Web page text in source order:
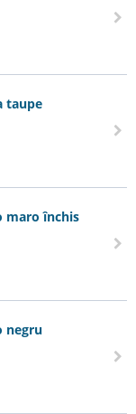
taupe
maro închis
negru